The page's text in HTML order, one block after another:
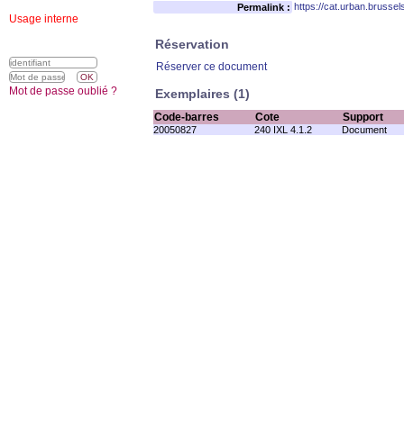
Permalink : https://
Réservation
Réserver ce document
Exemplaires (1)
Code-barres Cote Support
20050827 240 IXL 4.1.2 Document
Usage interne
Mot de passe oublié ?